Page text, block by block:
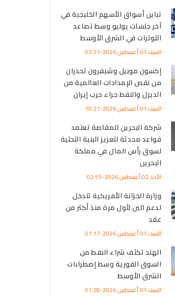
تباين أسواق الأسهم الخليجية في
آخر جلسات يوليو وسط تصاعد
التوترات في الشرق الأوسط
السبت 01 أغسطس 2026-03:21
إكسون موبيل وشيفرون تحذران
من نقص الإمدادات العالمية من
الديزل والنفط جراء حرب إيران
السبت 01 أغسطس 2026-10:21
شركة البحرين للمقاصة تعتمد
قواعد محدثة لتعزيز البنية التحتية
لسوق رأس المال في مملكة
البحرين
الأحد 02 أغسطس 2026-02:55
وزارة الخزانة الأمريكية تتدخل
لدعم الين لأول مرة منذ أكثر من
عقد
السبت 01 أغسطس 2026-01:17
الهند تكثف شراء النفط من
السوق الفورية وسط إضطرابات
الشرق الأوسط
السبت 01 أغسطس 2026-01:28